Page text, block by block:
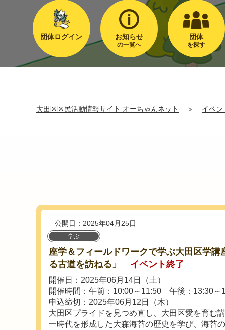
団体ログイン お知らせ
の一覧へ
団体
を探す
大田区区民活動情報サイト オーちゃんネット ＞ イベン
公開日：2025年04月25日
学ぶ
座学＆フィールドワークで学ぶ大田区学
る古道を訪ねる」
イベント終了
開催日：2025年06月14日（土）
開催時間：午前：10:00～11:50 午後：13:30～
申込締切：2025年06月12日（木）
大田区プライドを見つめ直し、大田区愛を育む
一時代を形成した大森海苔の歴史を学び、海苔